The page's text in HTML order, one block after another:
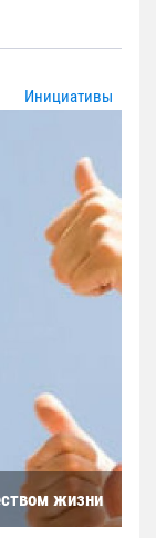
Инициативы
жизни